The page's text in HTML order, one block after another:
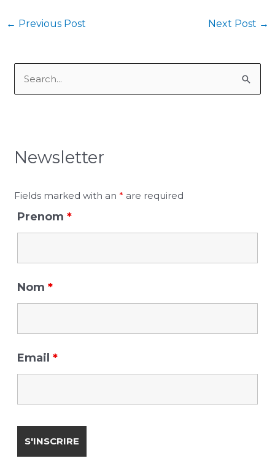
← Previous Post Next Post →
c
f
o
Newsletter
Fields marked with an* are required
Prenom*
Nom*
Email*